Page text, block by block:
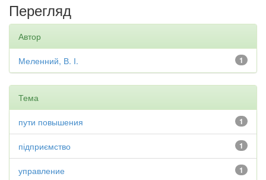
Перегляд
Автор
1
Меленний, В. І.
Тема
1
пути повышения
1
підприємство
1
управление